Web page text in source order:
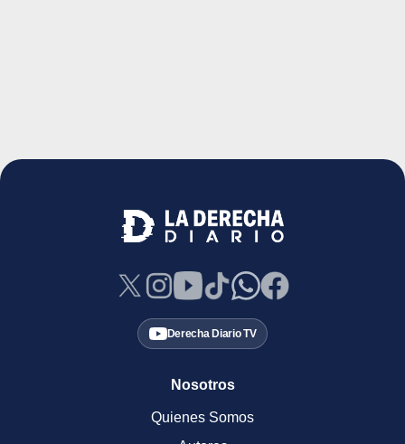
Derecha Diario TV
Nosotros
Quienes Somos